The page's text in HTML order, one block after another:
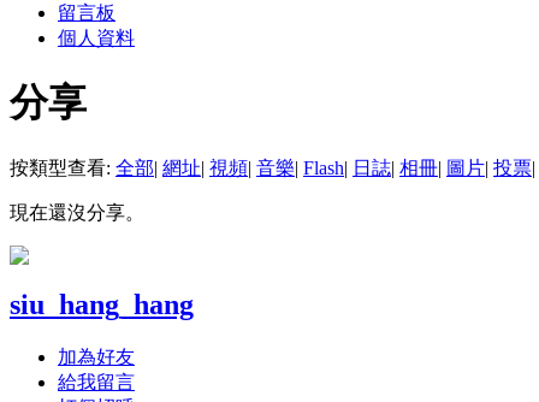
留言板
個人資料
分享
按類型查看: 全部| 網址| 視頻| 音樂| Flash| 日誌| 相冊| 圖片| 投票|
現在還沒分享。
siu_hang_hang
加為好友
給我留言